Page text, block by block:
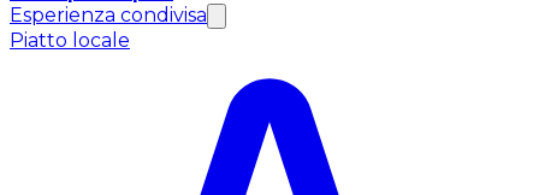
Esperienza condivisa
Piatto locale